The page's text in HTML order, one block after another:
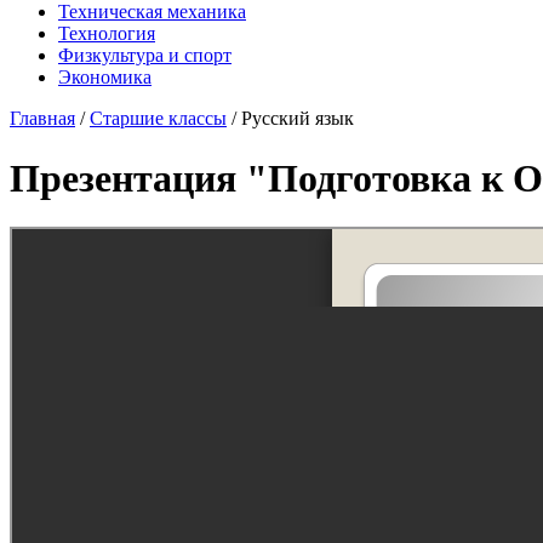
Техническая механика
Технология
Физкультура и спорт
Экономика
Главная /Старшие классы /Русский язык
Презентация "Подготовка к